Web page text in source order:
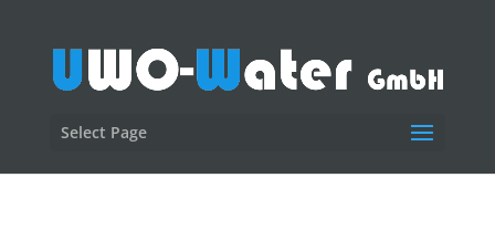
Select Page